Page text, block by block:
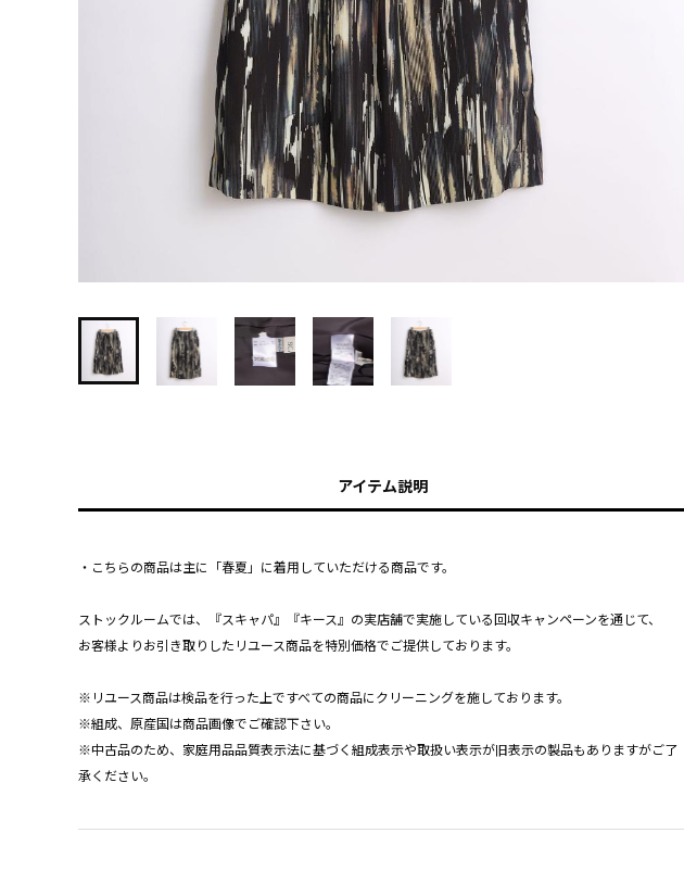
アイテム説明
・こちらの商品は主に「春夏」に着用していただける商品です。
ストックルームでは、『スキャパ』『キース』の実店舗で実施している回収キャンペーンを通じて、
お客様よりお引き取りしたリユース商品を特別価格でご提供しております。
※リユース商品は検品を行った上ですべての商品にクリーニングを施しております。
※組成、原産国は商品画像でご確認下さい。
※中古品のため、家庭用品品質表示法に基づく組成表示や取扱い表示が旧表示の製品もありますがご了
承ください。